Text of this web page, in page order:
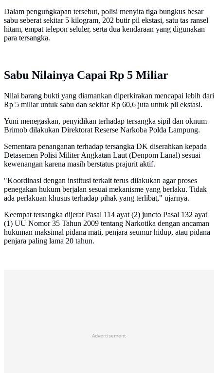
Dalam pengungkapan tersebut, polisi menyita tiga bungkus besar
sabu seberat sekitar 5 kilogram, 202 butir pil ekstasi, satu tas ransel
hitam, empat telepon seluler, serta dua kendaraan yang digunakan
para tersangka.
Sabu Nilainya Capai Rp 5 Miliar
Nilai barang bukti yang diamankan diperkirakan mencapai lebih dari
Rp 5 miliar untuk sabu dan sekitar Rp 60,6 juta untuk pil ekstasi.
Yuni menegaskan, penyidikan terhadap tersangka sipil dan oknum
Brimob dilakukan Direktorat Reserse Narkoba Polda Lampung.
Sementara penanganan terhadap tersangka DK diserahkan kepada
Detasemen Polisi Militer Angkatan Laut (Denpom Lanal) sesuai
kewenangan karena masih berstatus prajurit aktif.
"Koordinasi dengan institusi terkait terus dilakukan agar proses
penegakan hukum berjalan sesuai mekanisme yang berlaku. Tidak
ada perlakuan khusus terhadap pihak yang terlibat," ujarnya.
Keempat tersangka dijerat Pasal 114 ayat (2) juncto Pasal 132 ayat
(1) UU Nomor 35 Tahun 2009 tentang Narkotika dengan ancaman
hukuman maksimal pidana mati, penjara seumur hidup, atau pidana
penjara paling lama 20 tahun.
Advertisement